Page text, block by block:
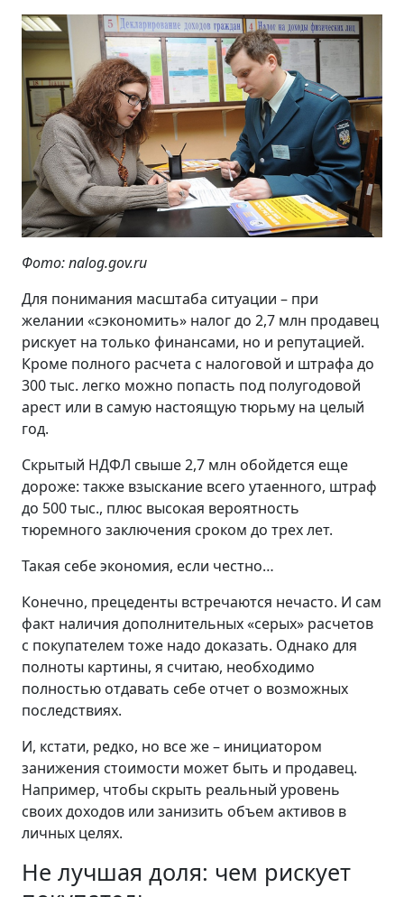
Фото: nalog.gov.ru
Для понимания масштаба ситуации – при
желании «сэкономить» налог до 2,7 млн продавец
рискует на только финансами, но и репутацией.
Кроме полного расчета с налоговой и штрафа до
300 тыс. легко можно попасть под полугодовой
арест или в самую настоящую тюрьму на целый
год.
Скрытый НДФЛ свыше 2,7 млн обойдется еще
дороже: также взыскание всего утаенного, штраф
до 500 тыс., плюс высокая вероятность
тюремного заключения сроком до трех лет.
Такая себе экономия, если честно…
Конечно, прецеденты встречаются нечасто. И сам
факт наличия дополнительных «серых» расчетов
с покупателем тоже надо доказать. Однако для
полноты картины, я считаю, необходимо
полностью отдавать себе отчет о возможных
последствиях.
И, кстати, редко, но все же – инициатором
занижения стоимости может быть и продавец.
Например, чтобы скрыть реальный уровень
своих доходов или занизить объем активов в
личных целях.
Не лучшая доля: чем рискует